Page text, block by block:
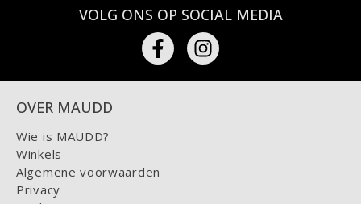
VOLG ONS OP SOCIAL MEDIA
OVER MAUDD
Wie is MAUDD?
Winkels
Algemene voorwaarden
Privacy